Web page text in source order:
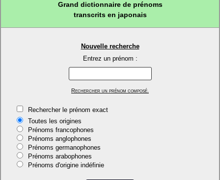
Grand dictionnaire de prénoms
transcrits en japonais
Nouvelle recherche
Entrez un prénom :
Rechercher un prénom composé.
Rechercher le prénom exact
Toutes les origines
Prénoms francophones
Prénoms anglophones
Prénoms germanophones
Prénoms arabophones
Prénoms d'origine indéfinie